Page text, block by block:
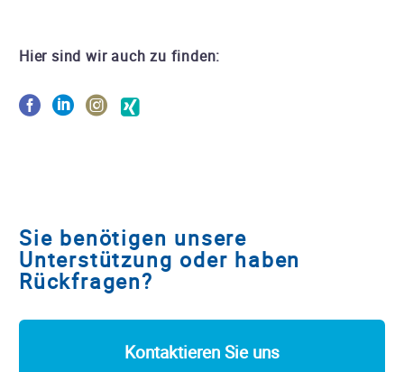
Hier sind wir auch zu finden:
Sie benötigen unsere
Unterstützung oder haben
Rückfragen?
Kontaktieren Sie uns